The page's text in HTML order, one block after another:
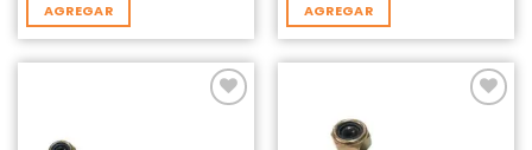
AGREGAR AGREGAR